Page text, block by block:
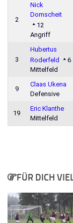
2
Nick
Domscheit
12
Angriff
3
Hubertus
Roderfeld
6
Mittelfeld
9
Claas Ukena
Defensive
19
Eric Klanthe
Mittelfeld
FÜR DICH